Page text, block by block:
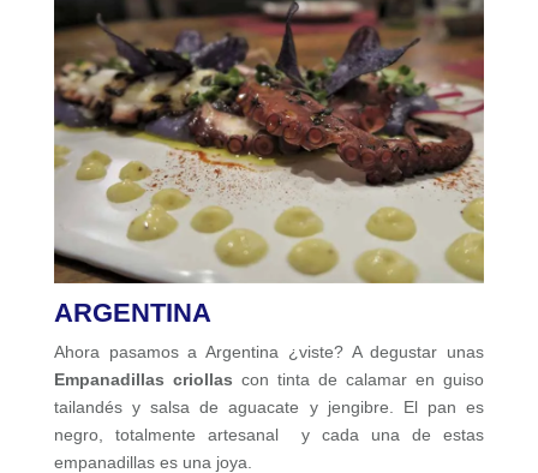
ARGENTINA
Ahora pasamos a Argentina ¿viste? A degustar unas
Empanadillas criollas con tinta de calamar en guiso
tailandés y salsa de aguacate y jengibre. El pan es
negro, totalmente artesanal y cada una de estas
empanadillas es una joya.